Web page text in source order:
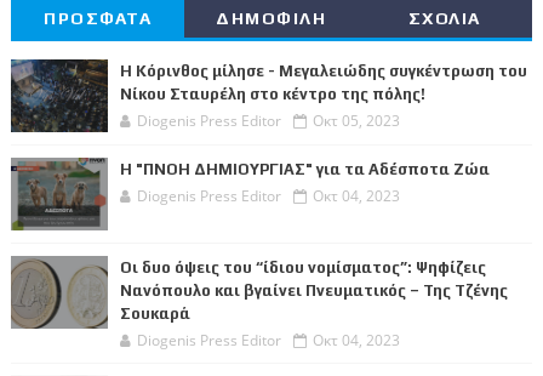
ΠΡΟΣΦΑΤΑ ΔΗΜΟΦΙΛΗ ΣΧΟΛΙΑ
Η Κόρινθος μίλησε - Μεγαλειώδης συγκέντρωση του
Νίκου Σταυρέλη στο κέντρο της πόλης!
Diogenis Press Editor Οκτ 05, 2023
Η "ΠΝΟΗ ΔΗΜΙΟΥΡΓΙΑΣ" για τα Αδέσποτα Ζώα
Diogenis Press Editor Οκτ 04, 2023
Οι δυο όψεις του “ίδιου νομίσματος”: Ψηφίζεις
Νανόπουλο και βγαίνει Πνευματικός – Της Τζένης
Σουκαρά
Diogenis Press Editor Οκτ 04, 2023